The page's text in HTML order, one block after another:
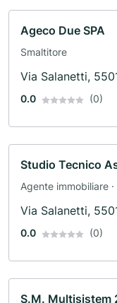
Ageco Due SPA
Smaltitore
Via Salanetti,
0.0 (0)
Studio Tecnico
Agente immobiliare
Via Salanetti,
0.0 (0)
S.M. Multisistem